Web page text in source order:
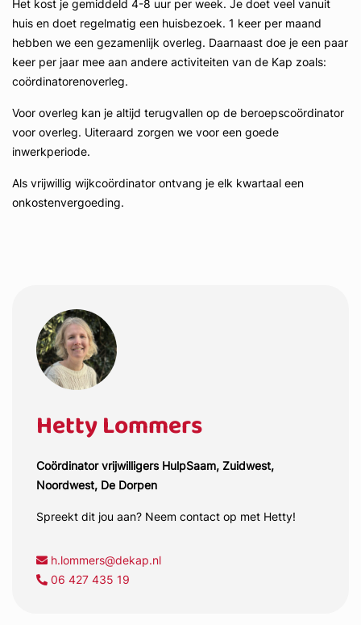
Het kost je gemiddeld 4-8 uur per week. Je doet veel vanuit
huis en doet regelmatig een huisbezoek. 1 keer per maand
hebben we een gezamenlijk overleg. Daarnaast doe je een paar
keer per jaar mee aan andere activiteiten van de Kap zoals:
coördinatorenoverleg.
Voor overleg kan je altijd terugvallen op de beroepscoördinator
voor overleg. Uiteraard zorgen we voor een goede
inwerkperiode.
Als vrijwillig wijkcoördinator ontvang je elk kwartaal een
onkostenvergoeding.
Hetty Lommers
Coördinator vrijwilligers HulpSaam, Zuidwest,
Noordwest, De Dorpen
Spreekt dit jou aan? Neem contact op met Hetty!
h.lommers@dekap.nl
06 427 435 19